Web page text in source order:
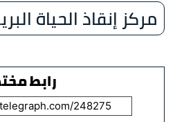
مركز إنقاذ الحياة
رابط